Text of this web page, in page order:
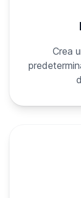
Crea